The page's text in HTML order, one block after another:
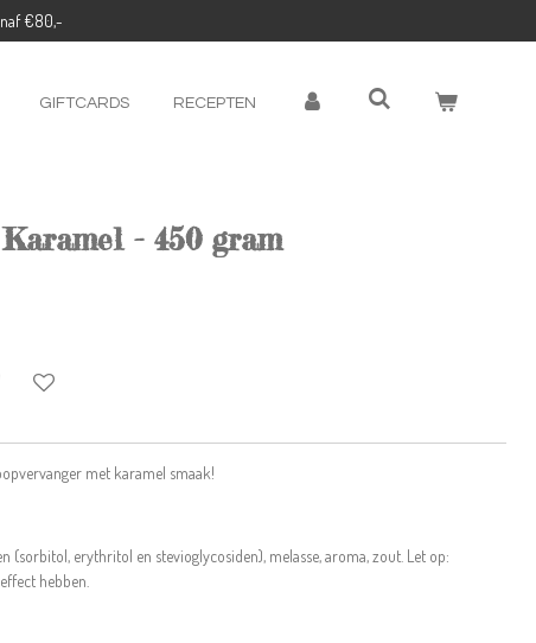
€80,-
GIFTCARDS RECEPTEN
- 450 gram
met karamel smaak!
(sorbitol, erythritol en stevioglycosiden), melasse, aroma, zout. Let op:
hebben.